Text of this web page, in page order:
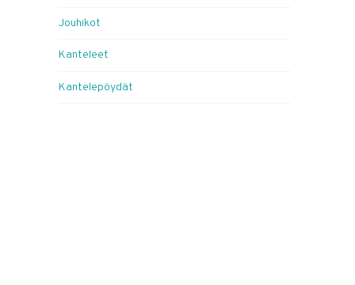
Jouhikot
Kanteleet
Kantelepöydät